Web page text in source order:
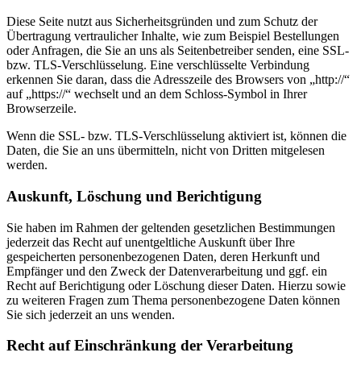
Diese Seite nutzt aus Sicherheitsgründen und zum Schutz der
Übertragung vertraulicher Inhalte, wie zum Beispiel Bestellungen
oder Anfragen, die Sie an uns als Seitenbetreiber senden, eine SSL-
bzw. TLS-Verschlüsselung. Eine verschlüsselte Verbindung
erkennen Sie daran, dass die Adresszeile des Browsers von „http://“
auf „https://“ wechselt und an dem Schloss-Symbol in Ihrer
Browserzeile.
Wenn die SSL- bzw. TLS-Verschlüsselung aktiviert ist, können die
Daten, die Sie an uns übermitteln, nicht von Dritten mitgelesen
werden.
Auskunft, Löschung und Berichtigung
Sie haben im Rahmen der geltenden gesetzlichen Bestimmungen
jederzeit das Recht auf unentgeltliche Auskunft über Ihre
gespeicherten personenbezogenen Daten, deren Herkunft und
Empfänger und den Zweck der Datenverarbeitung und ggf. ein
Recht auf Berichtigung oder Löschung dieser Daten. Hierzu sowie
zu weiteren Fragen zum Thema personenbezogene Daten können
Sie sich jederzeit an uns wenden.
Recht auf Einschränkung der Verarbeitung